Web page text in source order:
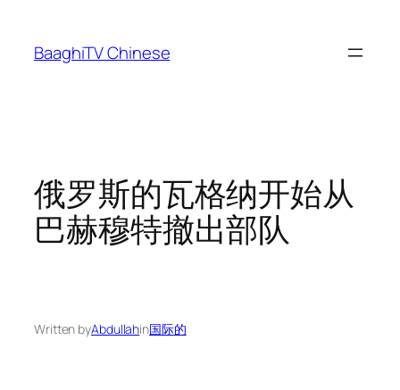
content
BaaghiTV Chinese
俄罗斯的瓦格纳开始从
巴赫穆特撤出部队
Written byAbdullahin国际的